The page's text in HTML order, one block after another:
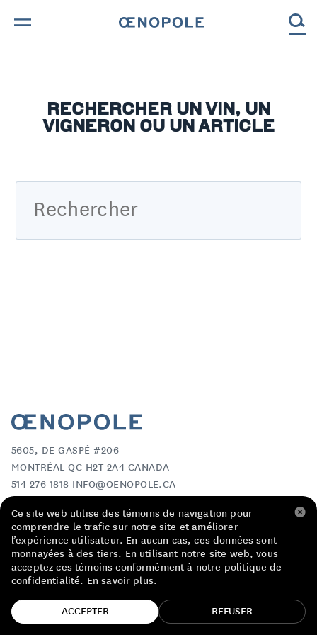
NOS ENGAGEMENTS
NOS VIGNERONS
FACEBOOK INSTAGRAM
RECHERCHER UN VIN, UN
VIGNERON OU UN ARTICLE
5605, DE GASPÉ #206
MONTRÉAL QC H2T 2A4 CANADA
514 276 1818 INFO@OENOPOLE.CA
CONTACT
LISTE DE PRIX RESTAURANTS
POLITIQUE DE CONFIDENTIALITÉ
À PROPOS
INSTAGRAM
TROUVE TA BOUTEILLE!
Ce site web utilise des témoins de navigation pour
comprendre le trafic sur notre site et améliorer
l’expérience utilisateur. En aucun cas, ces données sont
monnayées à des tiers. En utilisant notre site web, vous
acceptez ces témoins conformément à notre politique de
confidentialité. En savoir plus.
ACCEPTER REFUSER